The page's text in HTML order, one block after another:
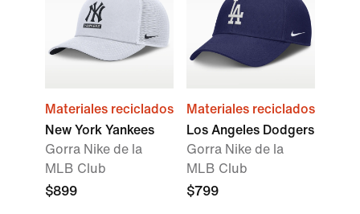
Materiales reciclados
New York Yankees
Gorra Nike de la
MLB Club
$899
Materiales reciclados
Los Angeles Dodgers
Gorra Nike de la
MLB Club
$799